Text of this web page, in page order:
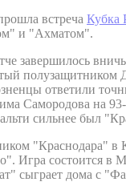
встреча Кубка
и "Ахматом".
завершилось
ответили
Самородова на
сильнее был
"Краснодара" в
Игра состоится в
сыграет дома с